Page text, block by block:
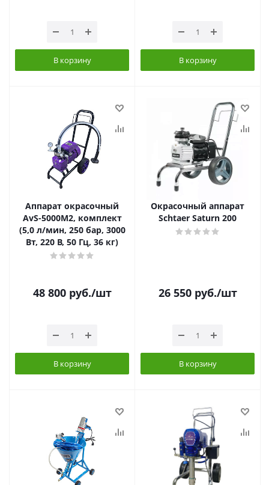
В корзину В корзину
Аппарат окрасочный
AvS-5000M2, комплект
(5,0 л/мин, 250 бар, 3000
Вт, 220 В, 50 Гц, 36 кг)
48 800руб./шт
В корзину
Окрасочный аппарат
Schtaer Saturn 200
26 550руб./шт
В корзину